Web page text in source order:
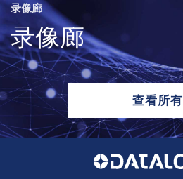
录像廊
录像廊
查看所有